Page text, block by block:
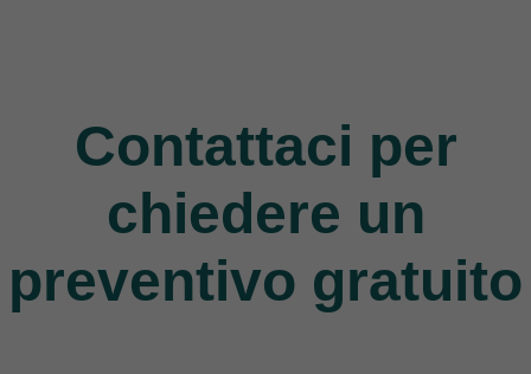
Contattaci per
chiedere un
preventivo gratuito